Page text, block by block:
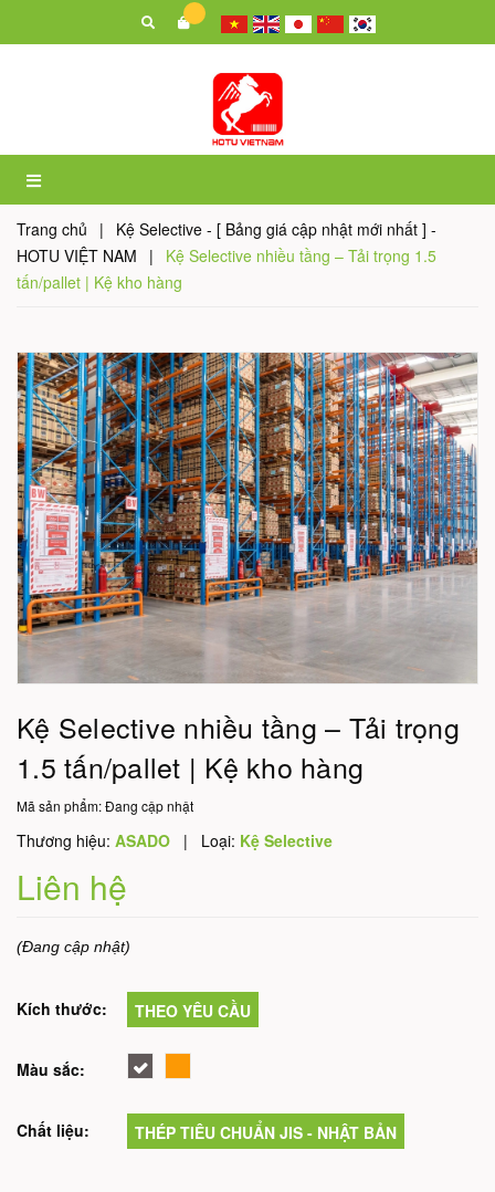
Trang chủ |
Kệ Selective - [ Bảng giá cập nhật mới nhất ] -
HOTU VIỆT NAM
|
Kệ Selective nhiều tầng – Tải trọng 1.5
tấn/pallet | Kệ kho hàng
Kệ Selective nhiều tầng – Tải trọng
1.5 tấn/pallet | Kệ kho hàng
Mã sản phẩm:Đang cập nhật
Thương hiệu: ASADO | Loại: Kệ Selective
Liên hệ
(Đang cập nhật)
Kích thước: THEO YÊU CẦU
Màu sắc:
Chất liệu: THÉP TIÊU CHUẨN JIS - NHẬT BẢN